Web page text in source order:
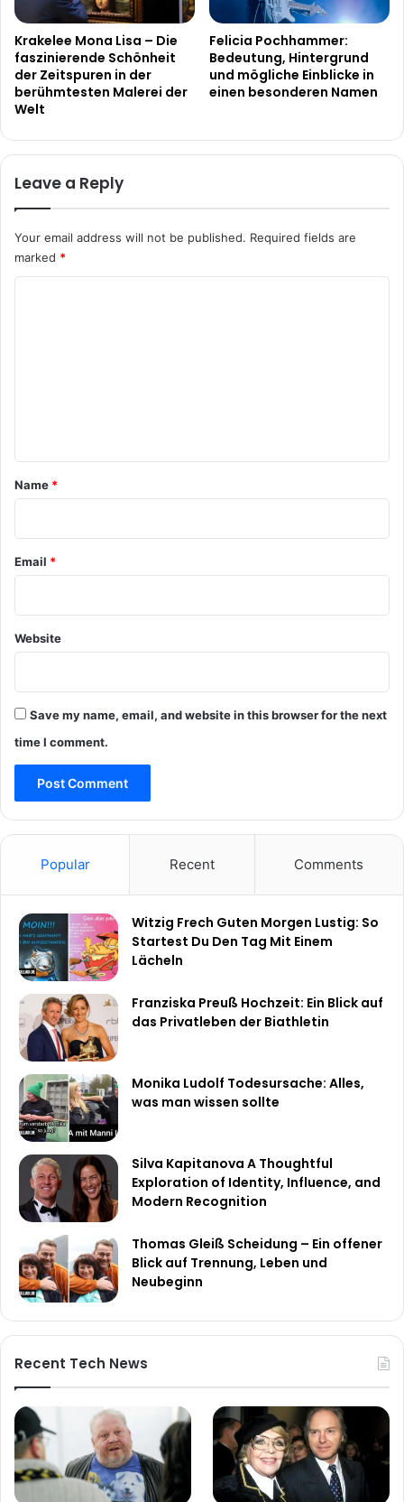
Krakelee Mona Lisa – Die
faszinierende Schönheit
der Zeitspuren in der
berühmtesten Malerei der
Welt
Felicia Pochhammer:
Bedeutung, Hintergrund
und mögliche Einblicke in
einen besonderen Namen
Leave a Reply
Your email address will not be published. Required fields are
marked *
*
Name *
Email *
Website
Save my name, email, and website in this browser for the next
time I comment.
Popular Recent Comments
Witzig Frech Guten Morgen Lustig: So
Startest Du Den Tag Mit Einem
Lächeln
Franziska Preuß Hochzeit: Ein Blick auf
das Privatleben der Biathletin
Monika Ludolf Todesursache: Alles,
was man wissen sollte
Silva Kapitanova A Thoughtful
Exploration of Identity, Influence, and
Modern Recognition
Thomas Gleiß Scheidung – Ein offener
Blick auf Trennung, Leben und
Neubeginn
Recent Tech News